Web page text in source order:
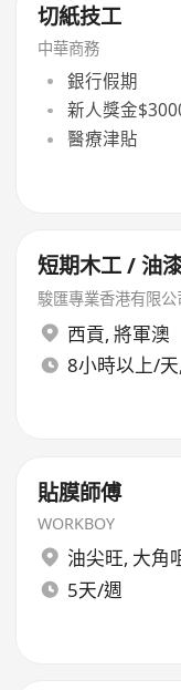
切紙技工
中華商務
銀行假期
新人獎金
醫療津貼
短期木工 / 油
駿匯專業香港有限公
西貢, 將軍澳
8小時以上/
貼膜師傅
WORKBOY
油尖旺, 大角
5天/週